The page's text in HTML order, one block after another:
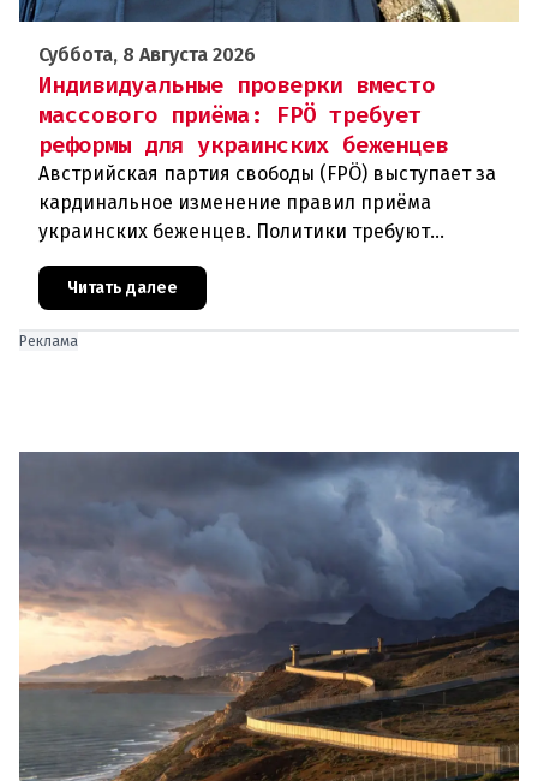
Суббота, 8 Августа 2026
Индивидуальные проверки вместо
массового приёма: FPÖ требует
реформы для украинских беженцев
Австрийская партия свободы (FPÖ) выступает за
кардинальное изменение правил приёма
украинских беженцев. Политики требуют
отменить автоматическое предоставление
убежища и ввести индивидуальные проверки
Читать далее
Реклама